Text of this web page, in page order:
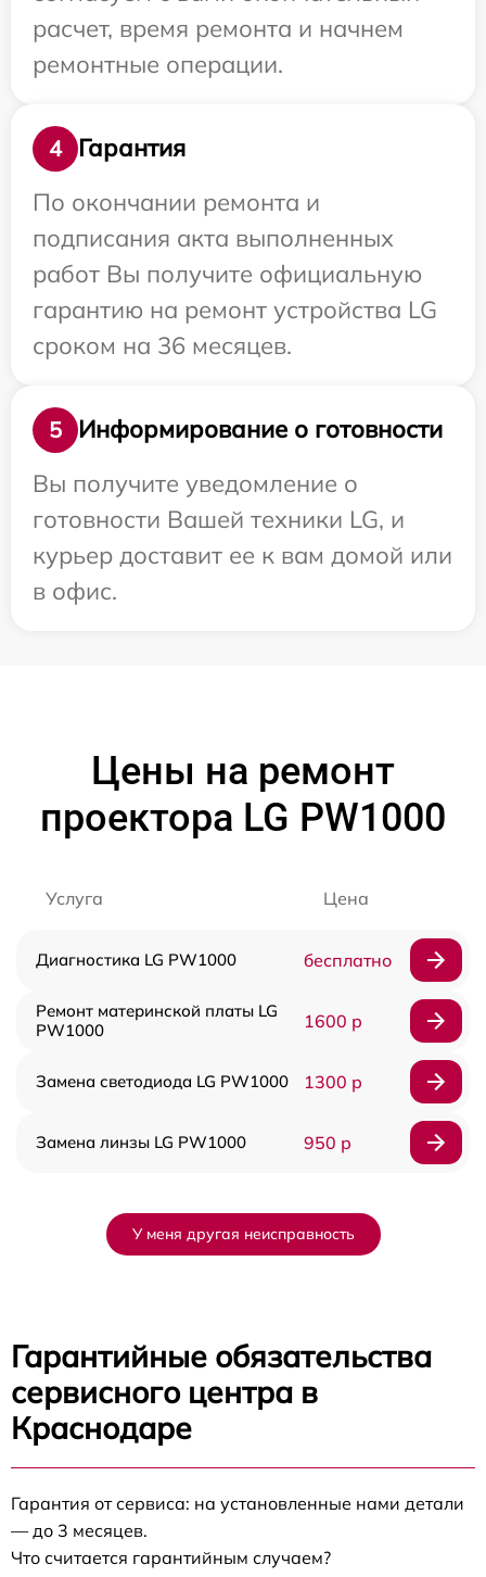
расчет, время ремонта и начнем
ремонтные операции.
4
Гарантия
По окончании ремонта и
подписания акта выполненных
работ Вы получите официальную
гарантию на ремонт устройства LG
сроком на 36 месяцев.
5
Информирование о готовности
Вы получите уведомление о
готовности Вашей техники LG, и
курьер доставит ее к вам домой или
в офис.
Цены на ремонт
проектора LG PW1000
Услуга Цена
Диагностика LG PW1000 бесплатно
Ремонт материнской платы LG
PW1000
1600 р
Замена светодиода LG PW1000 1300 р
Замена линзы LG PW1000 950 р
У меня другая неисправность
Гарантийные обязательства
сервисного центра в
Краснодаре
Гарантия от сервиса: на установленные нами детали
— до 3 месяцев.
Что считается гарантийным случаем?